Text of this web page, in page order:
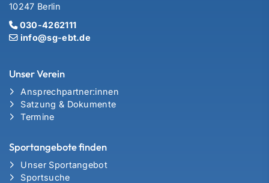
10247 Berlin
030-4262111
info@sg-ebt.de
Unser Verein
Ansprechpartner:innen
Satzung & Dokumente
Termine
Sportangebote finden
Unser Sportangebot
Sportsuche